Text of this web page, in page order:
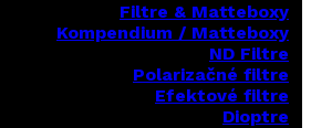
Filtre & Matteboxy
Kompendium / Matteboxy
ND Filtre
Polarizačné filtre
Efektové filtre
Dioptre